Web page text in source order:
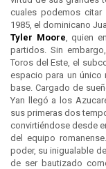
cuales podemos citar
1985, el dominicano
Tyler Moore , quien
partidos. Sin
Toros del Este, el
espacio para un único
base. Cargado de
Yan llegó a los
sus primeras dos
convirtiéndose desde
del equipo
poder, su inigualable
de ser bautizado